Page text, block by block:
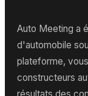
Auto Meeting a
d'automobile
plateforme,
constructeurs